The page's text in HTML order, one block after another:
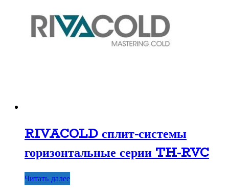
RIVACOLD сплит-системы
горизонтальные серии TH-RVC
Читать далее